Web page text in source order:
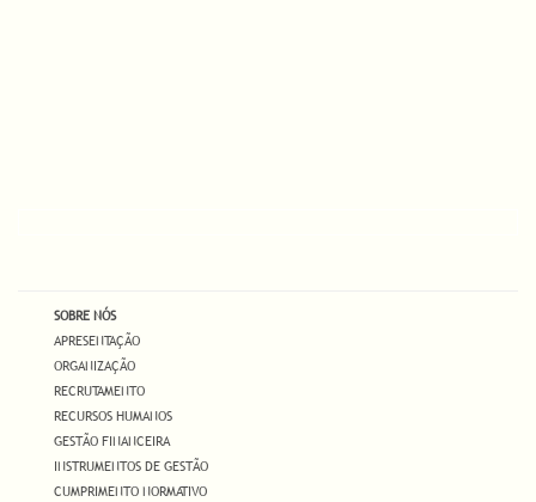
SOBRE NÓS
APRESENTAÇÃO
ORGANIZAÇÃO
RECRUTAMENTO
RECURSOS HUMANOS
GESTÃO FINANCEIRA
INSTRUMENTOS DE GESTÃO
CUMPRIMENTO NORMATIVO